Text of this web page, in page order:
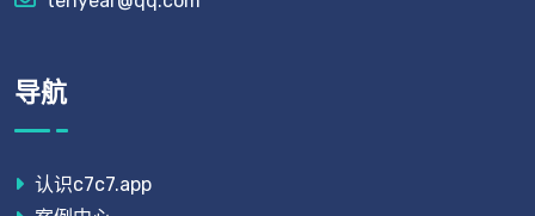
导航
认识c7c7.app